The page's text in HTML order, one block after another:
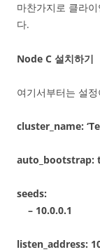
마찬가지로 클라
다.
Node C 설치하기
여기서부터는 설
cluster_name:
auto_bootstrap:
seeds:
– 10.0.0.1
listen_address: